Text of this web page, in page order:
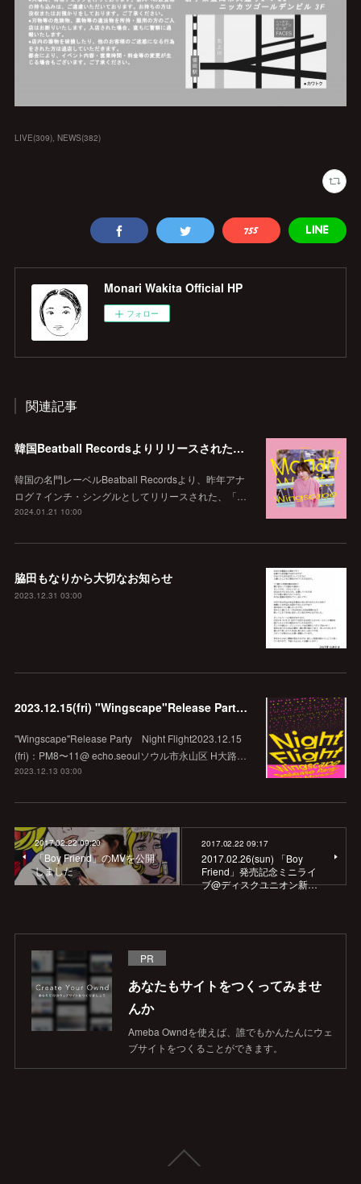
LIVE(309) NEWS(382)
Monari Wakita Official HP
フォロー
関連記事
韓国Beatball Recordsよりリリースされた「WINGSCAPE」（Korean ver.）VIVID SOUNDで、1/28(日)発売決定！
韓国の名門レーベルBeatball Recordsより、昨年アナ
ログ７インチ・シングルとしてリリースされた、「…
2024.01.21 10:00
脇田もなりから大切なお知らせ
2023.12.31 03:00
2023.12.15(fri) "Wingscape"Release Party Night Flight @echo.seoul
"Wingscape"Release Party Night Flight2023.12.15
(fri)：PM8〜11@ echo.seoulソウル市永山区 H大路…
2023.12.13 03:00
2017.02.22 09:20
「Boy Friend」のMVを公開
しました
2017.02.22 09:17
2017.02.26(sun) 「Boy
Friend」発売記念ミニライ
ブ@ディスクユニオン新…
PR
あなたもサイトをつくってみませ
んか
Ameba Owndを使えば、誰でもかんたんにウェ
ブサイトをつくることができます。